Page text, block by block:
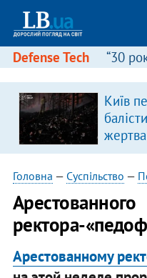
Defense Tech “30
Київ
Головна — Суспільство —
Арестованного
ректора-
Арестованному